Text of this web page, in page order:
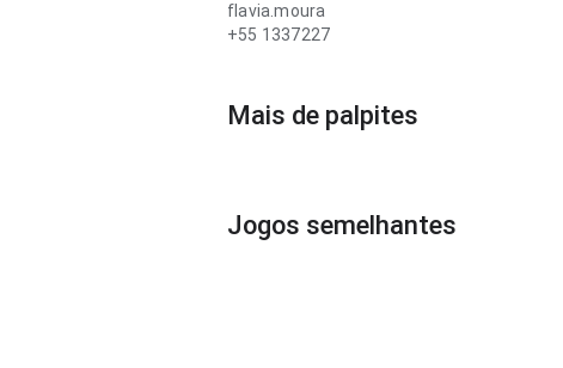
flavia.moura
+55 1337227
Mais de palpites
Jogos semelhantes